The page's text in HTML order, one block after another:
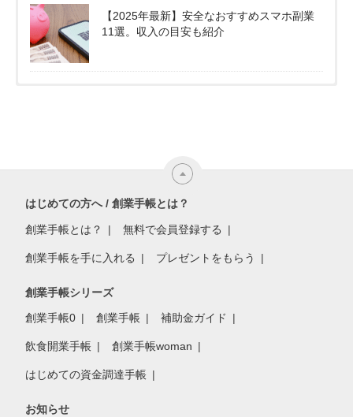
【2025年最新】安全なおすすめスマホ副業
11選。収入の目安も紹介
はじめての方へ / 創業手帳とは？
創業手帳とは？ 無料で会員登録する
創業手帳を手に入れる プレゼントをもらう
創業手帳シリーズ
創業手帳0 創業手帳 補助金ガイド
飲食開業手帳 創業手帳woman
はじめての資金調達手帳
お知らせ